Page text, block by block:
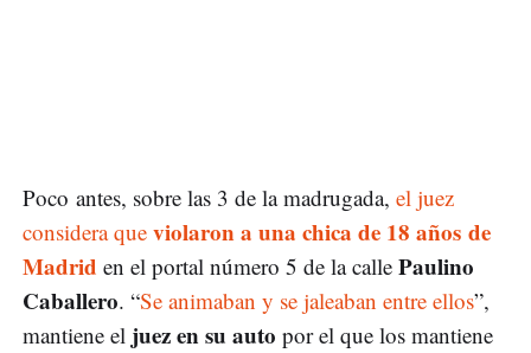
Poco antes, sobre las 3 de la madrugada, el juez
considera que violaron a una chica de 18 años de
Madrid en el portal número 5 de la calle Paulino
Caballero. “Se animaban y se jaleaban entre ellos”,
mantiene el juez en su auto por el que los mantiene